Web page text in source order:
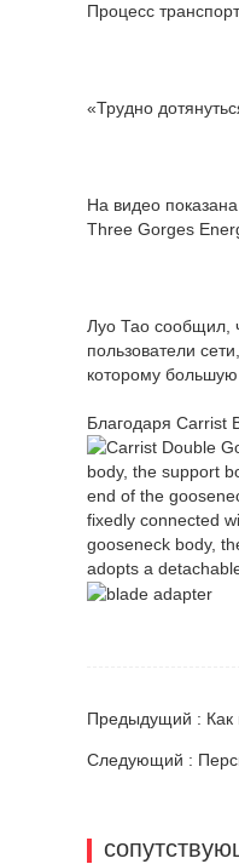
Процесс
«Трудно
На видео
Three Gorges
Луо Тао сообщил,
пользователи
которому
Благодаря Carrist
Предыдущий : Как
Следующий :